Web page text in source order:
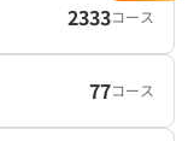
2333コース
77コース